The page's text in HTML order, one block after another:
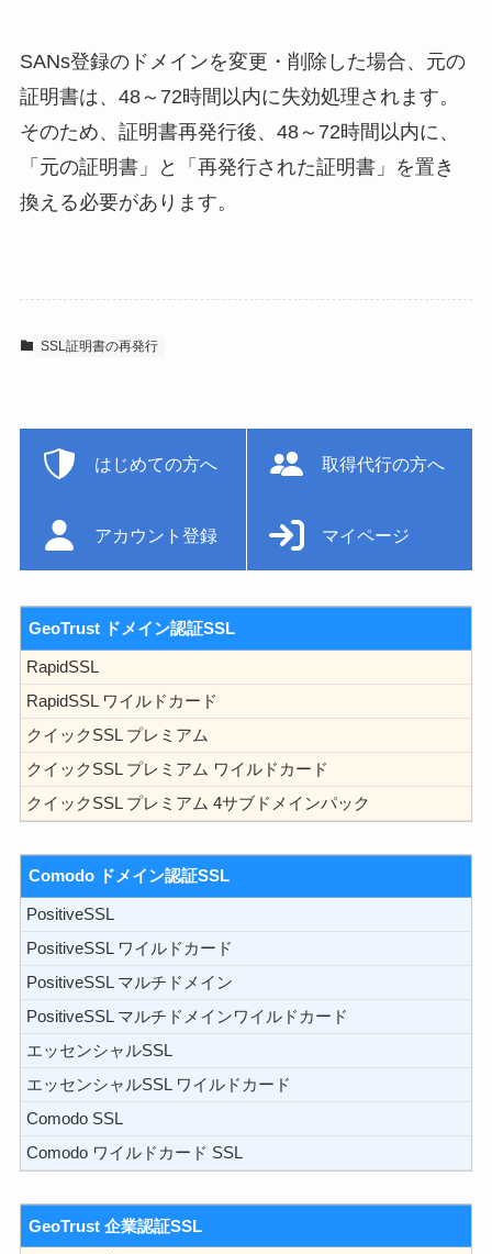
SANs登録のドメインを変更・削除した場合、元の
証明書は、48～72時間以内に失効処理されます。
そのため、証明書再発行後、48～72時間以内に、
「元の証明書」と「再発行された証明書」を置き
換える必要があります。
SSL証明書の再発行
はじめての方へ 取得代行の方へ
アカウント登録 マイページ
GeoTrust ドメイン認証SSL
RapidSSL
RapidSSL ワイルドカード
クイックSSL プレミアム
クイックSSL プレミアム ワイルドカード
クイックSSL プレミアム 4サブドメインパック
Comodo ドメイン認証SSL
PositiveSSL
PositiveSSL ワイルドカード
PositiveSSL マルチドメイン
PositiveSSL マルチドメインワイルドカード
エッセンシャルSSL
エッセンシャルSSL ワイルドカード
Comodo SSL
Comodo ワイルドカード SSL
GeoTrust 企業認証SSL